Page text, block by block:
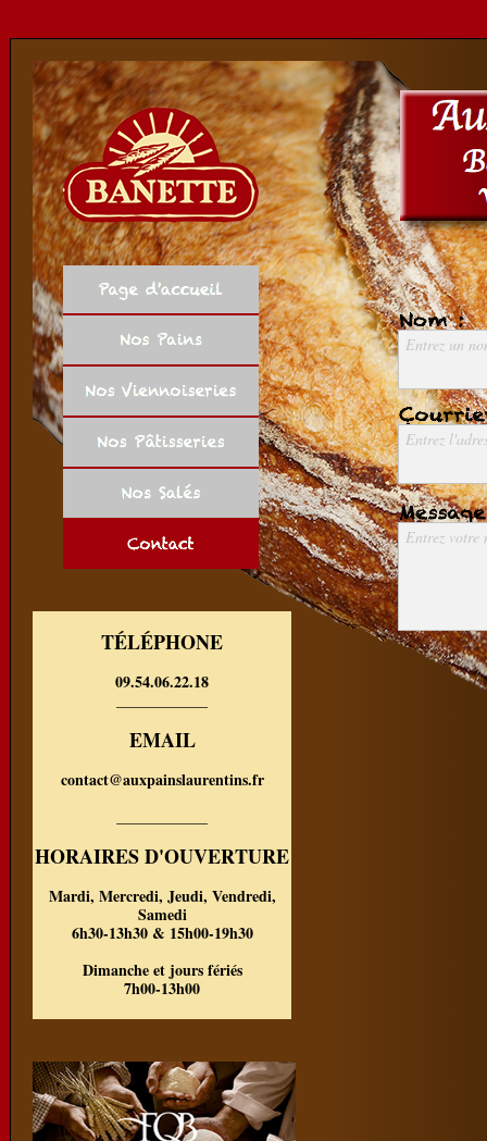
TÉLÉPHONE
09.54.06.22.18
EMAIL
contact@auxpainslaurentins.fr
HORAIRES D'OUVERTURE
Mardi, Mercredi, Jeudi, Vendredi,
Samedi
6h30-13h30 & 15h00-19h30
Dimanche et jours fériés
7h00-13h00
Entrez un
Entrez
Entrez votre